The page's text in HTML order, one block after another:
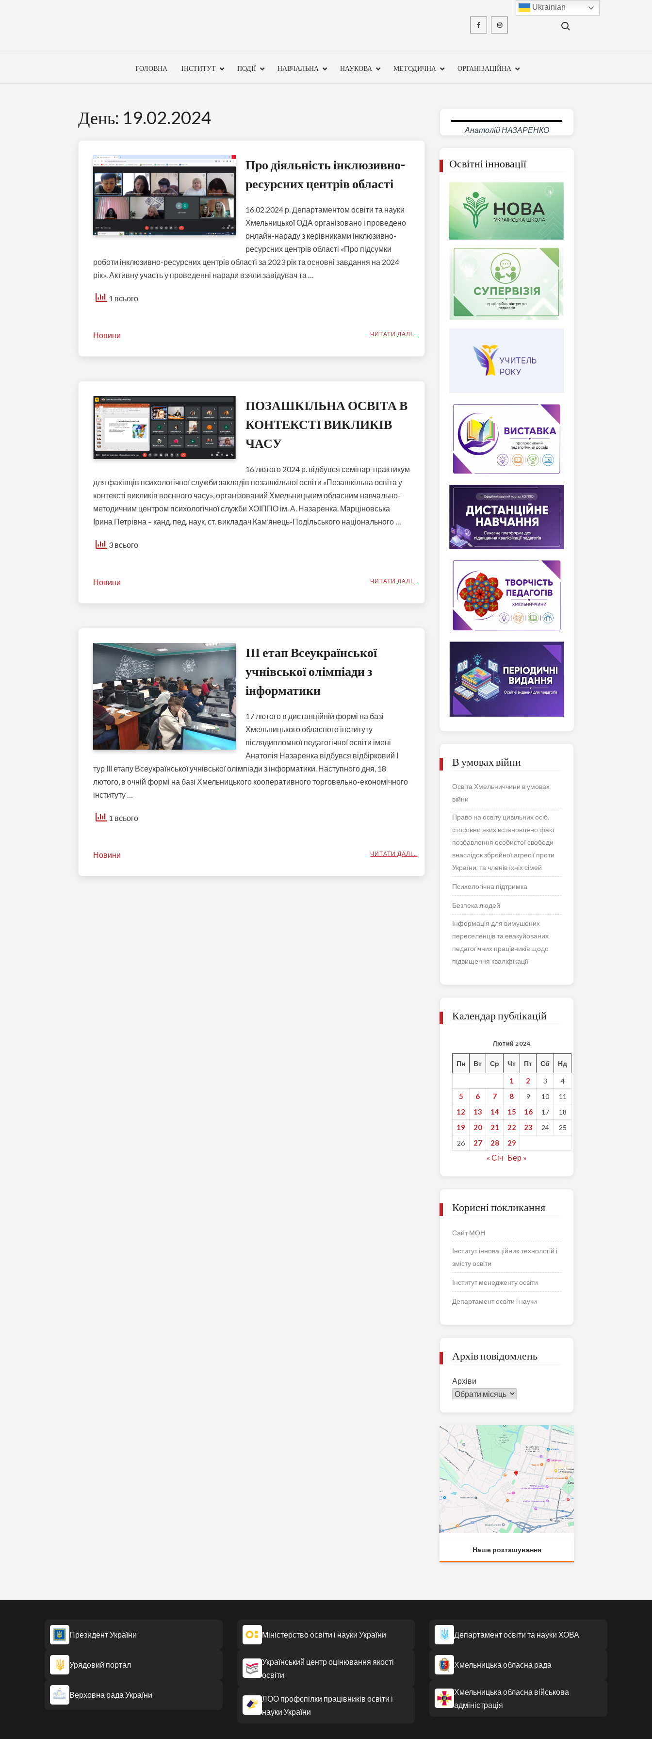
FacebookInstagram Search for:
ГОЛОВНА ІНСТИТУТ ПОДІЇ НАВЧАЛЬНА НАУКОВА МЕТОДИЧНА ОРГАНІЗАЦІЙНА
День: 19.02.2024
Про діяльність інклюзивно-
ресурсних центрів області
16.02.2024 р. Департаментом освіти та науки
Хмельницької ОДА організовано і проведено
онлайн-нараду з керівниками інклюзивно-
ресурсних центрів області «Про підсумки
роботи інклюзивно-ресурсних центрів області за 2023 рік та основні завдання на 2024
рік». Активну участь у проведенні наради взяли завідувач та …
ЧИТАТИ ДАЛІ…
1 всього
Новини
ПОЗАШКІЛЬНА ОСВІТА В
КОНТЕКСТІ ВИКЛИКІВ
ЧАСУ
16 лютого 2024 р. відбувся семінар-практикум
для фахівців психологічної служби закладів позашкільної освіти «Позашкільна освіта у
контексті викликів воєнного часу», організований Хмельницьким обласним навчально-
методичним центром психологічної служби ХОІППО ім. А. Назаренка. Марціновська
Ірина Петрівна – канд. пед. наук, ст. викладач Кам’янець-Подільського національного …
ЧИТАТИ ДАЛІ…
3 всього
Новини
ІІІ етап Всеукраїнської
учнівської олімпіади з
інформатики
17 лютого в дистанційній формі на базі
Хмельницького обласного інституту
післядипломної педагогічної освіти імені
Анатолія Назаренка відбувся відбірковий І
тур ІІІ етапу Всеукраїнської учнівської олімпіади з інформатики. Наступного дня, 18
лютого, в очній формі на базі Хмельницького кооперативного торговельно-економічного
інституту …
ЧИТАТИ ДАЛІ…
1 всього
Новини
Анатолій НАЗАРЕНКО
Освітні інновації
В умовах війни
Освіта Хмельниччини в умовах
війни
Право на освіту цивільних осіб,
стосовно яких встановлено факт
позбавлення особистої свободи
внаслідок збройної агресії проти
України, та членів їхніх сімей
Психологічна підтримка
Безпека людей
Інформація для вимушених
переселенців та евакуйованих
педагогічних працівників щодо
підвищення кваліфікації
Календар публікацій
Лютий 2024
Пн Вт Ср Чт Пт Сб Нд
1 2 3 4
5 6 7 8 9 10 11
12 13 14 15 16 17 18
19 20 21 22 23 24
25
26
27 28 29
« Січ Бер »
Корисні покликання
Сайт МОН
Інститут інноваційних технологій і
змісту освіти
Інститут менедженту освіти
Департамент освіти і науки
Архів повідомлень
Архіви
Наше розташування
Президент України
Урядовий портал
Верховна рада України
Міністерство освіти і науки України
Український центр оцінювання якості
освіти
ЛОО профспілки працівників освіти і
науки України
Департамент освіти та науки ХОВА
Хмельницька обласна рада
Хмельницька обласна військова
адміністрація
Ukrainian